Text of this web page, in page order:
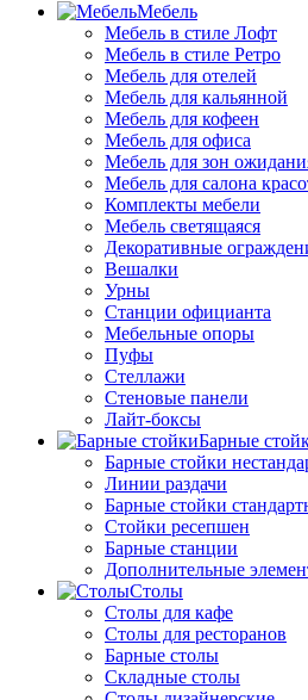
Мебель
Мебель в стиле Лофт
Мебель в стиле Ретро
Мебель для отелей
Мебель для кальянной
Мебель для кофеен
Мебель для офиса
Мебель для зон
Мебель для салона
Комплекты мебели
Мебель светящаяся
Декоративные
Вешалки
Урны
Станции официанта
Мебельные опоры
Пуфы
Стеллажи
Стеновые панели
Лайт-боксы
Барные
Барные стойки
Линии раздачи
Барные стойки
Стойки ресепшен
Барные станции
Дополнительные
Столы
Столы для кафе
Столы для ресторанов
Барные столы
Складные столы